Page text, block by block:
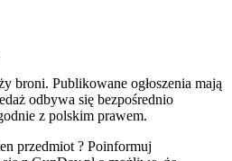
broni. Publikowane ogłoszenia mają
odbywa się bezpośrednio
z polskim prawem.
przedmiot ? Poinformuj